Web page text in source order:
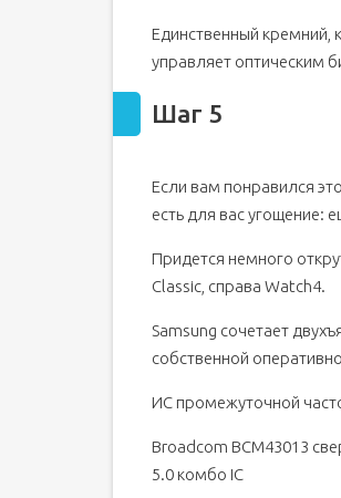
Единственный кремний,
управляет оптическим
Шаг 5
Если вам понравился
есть для вас угощение:
Придется немного
Classic, справа Watch4.
Samsung сочетает
собственной
ИС промежуточной
Broadcom BCM43013
5.0 комбо IC